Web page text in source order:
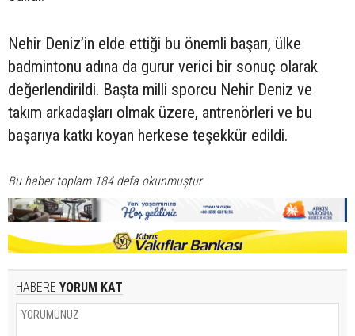
Nehir Deniz’in elde ettiği bu önemli başarı, ülke
badmintonu adına da gurur verici bir sonuç olarak
değerlendirildi. Başta milli sporcu Nehir Deniz ve
takım arkadaşları olmak üzere, antrenörleri ve bu
başarıya katkı koyan herkese teşekkür edildi.
Bu haber toplam 184 defa okunmuştur
HABERE YORUM KAT